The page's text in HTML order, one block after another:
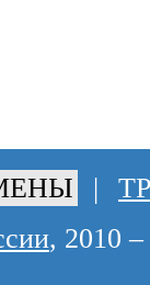
|
, 2010